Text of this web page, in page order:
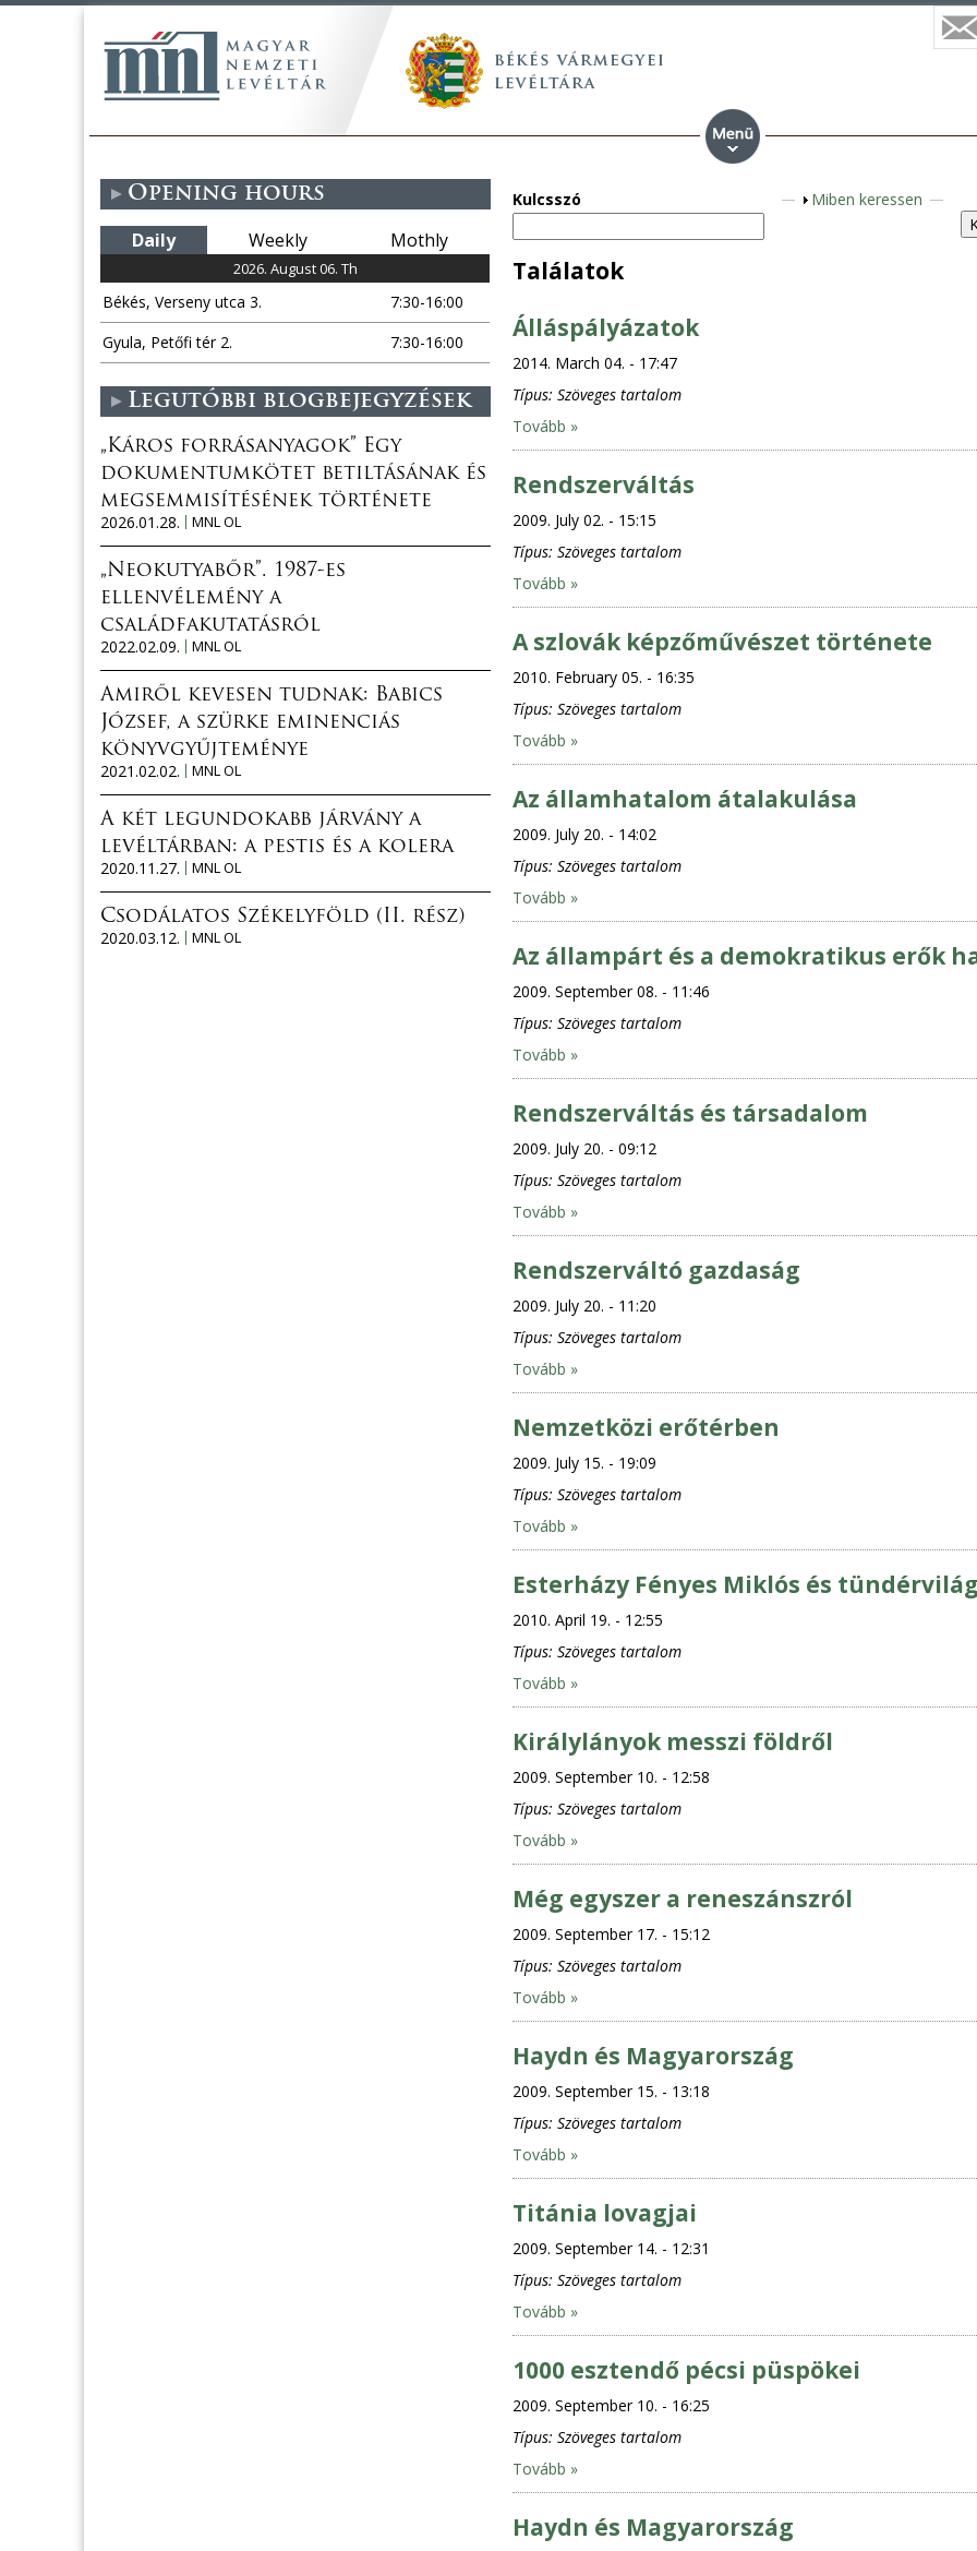
Kulcsszó
S
Miben keressen
Találatok
Álláspályázatok
2014. March 04. - 17:47
Típus: Szöveges tartalom
Tovább »
Rendszerváltás
2009. July 02. - 15:15
Típus: Szöveges tartalom
Tovább »
A szlovák képzőművészet története
2010. February 05. - 16:35
Típus: Szöveges tartalom
Tovább »
Az államhatalom átalakulása
2009. July 20. - 14:02
Típus: Szöveges tartalom
Tovább »
Az állampárt és a demokratikus erők
2009. September 08. - 11:46
Típus: Szöveges tartalom
Tovább »
Rendszerváltás és társadalom
2009. July 20. - 09:12
Típus: Szöveges tartalom
Tovább »
Rendszerváltó gazdaság
2009. July 20. - 11:20
Típus: Szöveges tartalom
Tovább »
Nemzetközi erőtérben
2009. July 15. - 19:09
Típus: Szöveges tartalom
Tovább »
Esterházy Fényes Miklós és
2010. April 19. - 12:55
Típus: Szöveges tartalom
Tovább »
Királylányok messzi földről
2009. September 10. - 12:58
Típus: Szöveges tartalom
Tovább »
Még egyszer a reneszánszról
2009. September 17. - 15:12
Típus: Szöveges tartalom
Tovább »
Haydn és Magyarország
2009. September 15. - 13:18
Típus: Szöveges tartalom
Tovább »
Titánia lovagjai
2009. September 14. - 12:31
Típus: Szöveges tartalom
Tovább »
1000 esztendő pécsi püspökei
2009. September 10. - 16:25
Típus: Szöveges tartalom
Tovább »
Haydn és Magyarország
Opening hours
Daily Weekly Mothly
2026. August 06. Th
Békés, Verseny utca 3.
7:30-16:00
Gyula, Petőfi tér 2.
7:30-16:00
Legutóbbi blogbejegyzések
„Káros forrásanyagok” Egy
dokumentumkötet betiltásának és
megsemmisítésének története
2026.01.28.
MNL OL
„Neokutyabőr”. 1987-es
ellenvélemény a
családfakutatásról
2022.02.09.
MNL OL
Amiről kevesen tudnak: Babics
József, a szürke eminenciás
könyvgyűjteménye
2021.02.02.
MNL OL
A két legundokabb járvány a
levéltárban: a pestis és a kolera
2020.11.27.
MNL OL
Csodálatos Székelyföld (II. rész)
2020.03.12.
MNL OL